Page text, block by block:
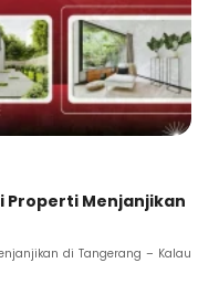
Properti Menjanjikan
di Tangerang – Kalau